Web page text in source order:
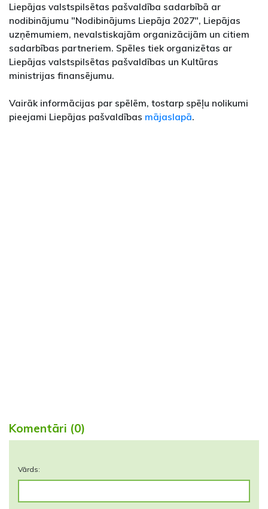
Liepājas valstspilsētas pašvaldība sadarbībā ar
nodibinājumu "Nodibinājums Liepāja 2027", Liepājas
uzņēmumiem, nevalstiskajām organizācijām un citiem
sadarbības partneriem. Spēles tiek organizētas ar
Liepājas valstspilsētas pašvaldības un Kultūras
ministrijas finansējumu.
Vairāk informācijas par spēlēm, tostarp spēļu nolikumi
pieejami Liepājas pašvaldības mājaslapā.
Komentāri (0)
Vārds: